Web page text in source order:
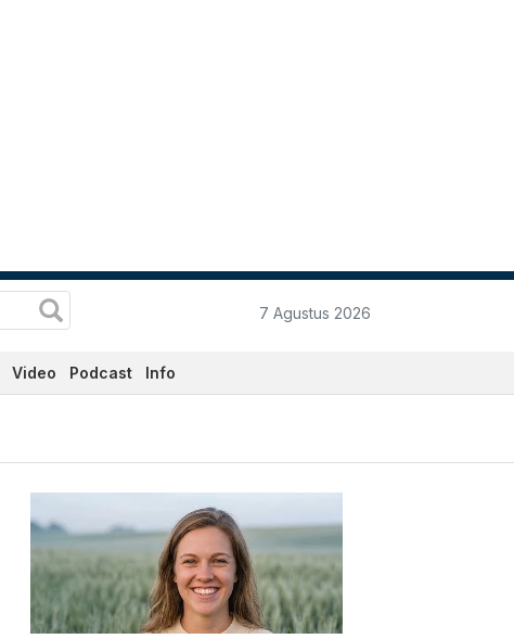
7 Agustus 2026
Video Podcast Info